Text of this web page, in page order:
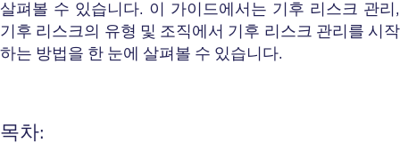
살펴볼 수 있습니다. 이 가이드에서는 기후 리스크 관리,
기후 리스크의 유형 및 조직에서 기후 리스크 관리를 시작
하는 방법을 한 눈에 살펴볼 수 있습니다.
목차: